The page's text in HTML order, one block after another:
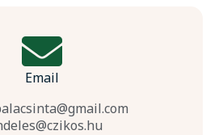
Email